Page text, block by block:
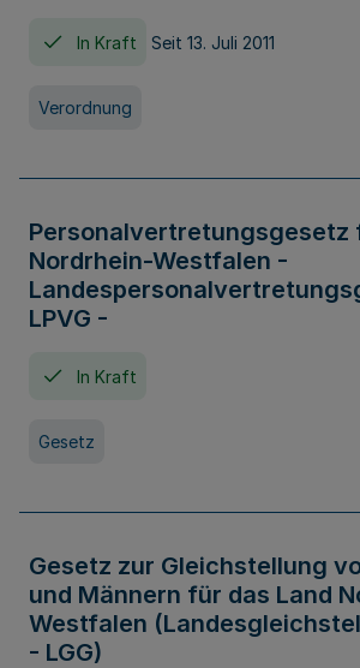
In Kraft Seit 13. Juli 2011
Verordnung
Personalvertretungsgesetz
Nordrhein-Westfalen -
LPVG -
In Kraft
Gesetz
Gesetz zur Gleichstellung
und Männern für das Land
Westfalen
- LGG)